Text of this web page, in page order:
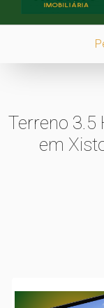
Terreno 3.5
em